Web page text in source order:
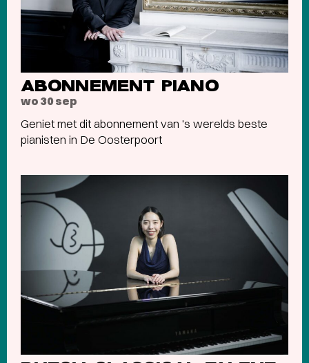
ABONNEMENT PIANO
wo 30 sep
Geniet met dit abonnement van 's werelds beste
pianisten in De Oosterpoort